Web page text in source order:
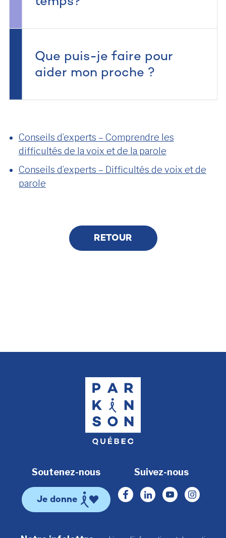
Que puis-je faire pour
aider mon proche ?
Conseils d’experts – Comprendre les
difficultés de la voix et de la parole
Conseils d’experts – Difficultés de voix et de
parole
RETOUR
Soutenez-nous
Je donne
Suivez-nous
Facebook
LinkedinYoutube